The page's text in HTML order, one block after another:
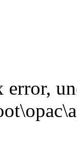
error,